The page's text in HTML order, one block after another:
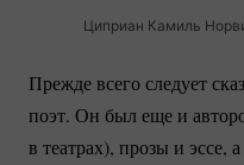
Циприан Камиль
Прежде всего следует
поэт. Он был еще и
в театрах), прозы и эссе,